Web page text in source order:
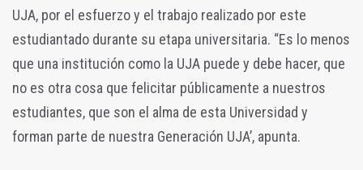
UJA, por el esfuerzo y el trabajo realizado por este
estudiantado durante su etapa universitaria. “Es lo menos
que una institución como la UJA puede y debe hacer, que
no es otra cosa que felicitar públicamente a nuestros
estudiantes, que son el alma de esta Universidad y
forman parte de nuestra Generación UJA’, apunta.